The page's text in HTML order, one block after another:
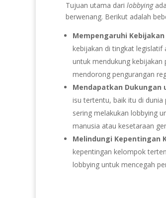
Tujuan utama dari lobbying
berwenang. Berikut adalah
Mempengaruhi Kebijakan
kebijakan di tingkat legislatif
untuk mendukung
mendorong pengurangan
Mendapatkan Dukungan
isu tertentu, baik itu di
sering melakukan lobbying
manusia atau kesetaraan
Melindungi Kepentingan
kepentingan kelompok
lobbying untuk mencegah